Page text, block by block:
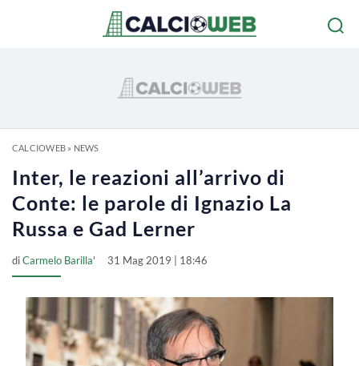
CALCIOWEB» NEWS
Inter, le reazioni all’arrivo di
Conte: le parole di Ignazio La
Russa e Gad Lerner
diCarmelo Barilla' 31 Mag 2019 | 18:46